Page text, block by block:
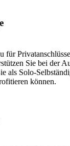
für
Sie bei der
als Solo-
können.